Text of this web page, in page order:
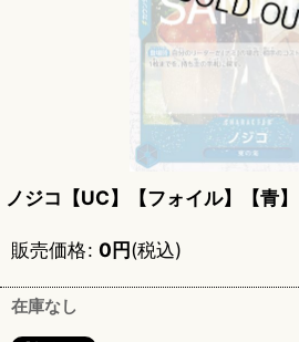
ノジコ【UC】【フォイル】【青】
販売価格: 0円(税込)
在庫なし